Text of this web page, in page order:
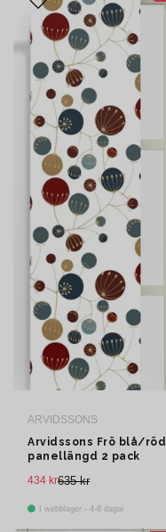
ARVIDSSONS
Arvidssons Frö blå/röd
panellängd 2 pack
635 kr
434 kr
I webblager - 4-8 dagar